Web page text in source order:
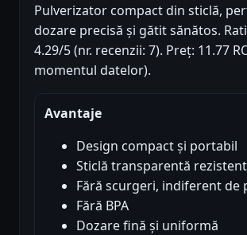
Pulverizator compact din sticlă,
dozare precisă și gătit sănătos.
4.29/5 (nr. recenzii: 7). Preț: 11.77
momentul datelor).
Avantaje
Design compact și portabil
Sticlă transparentă
Fără scurgeri, indiferent de
Fără BPA
Dozare fină și uniformă